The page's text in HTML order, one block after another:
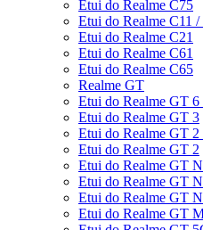
Etui do Realme C75
Etui do Realme C11 /
Etui do Realme C21
Etui do Realme C61
Etui do Realme C65
Realme GT
Etui do Realme GT 6
Etui do Realme GT 3
Etui do Realme GT 2
Etui do Realme GT 2
Etui do Realme GT
Etui do Realme GT
Etui do Realme GT
Etui do Realme GT